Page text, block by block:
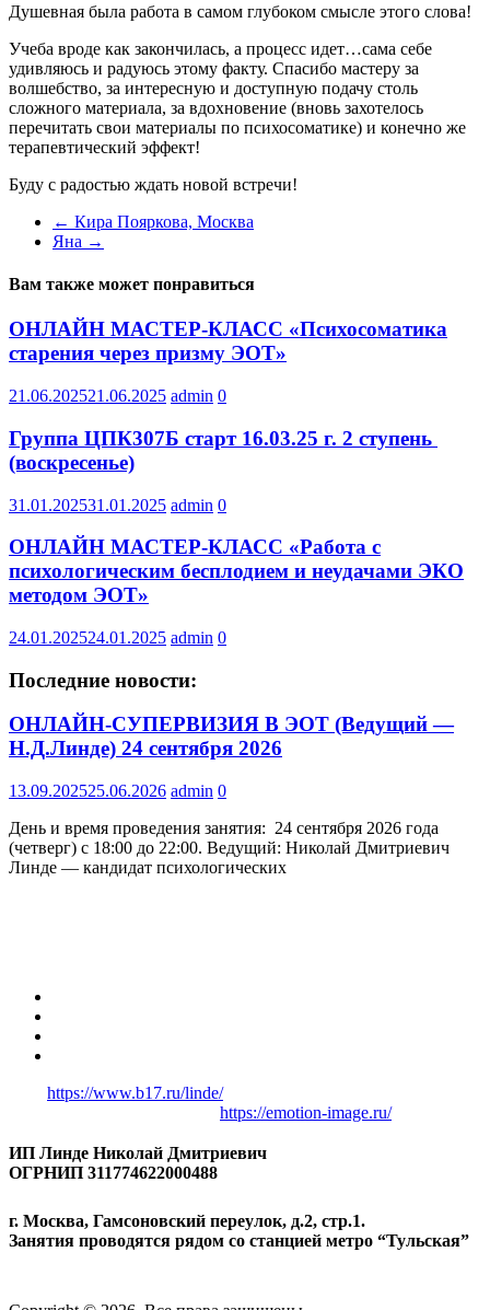
Душевная была работа в самом глубоком смысле этого слова!
Учеба вроде как закончилась, а процесс идет…сама себе
удивляюсь и радуюсь этому факту. Спасибо мастеру за
волшебство, за интересную и доступную подачу столь
сложного материала, за вдохновение (вновь захотелось
перечитать свои материалы по психосоматике) и конечно же
терапевтический эффект!
Буду с радостью ждать новой встречи!
← Кира Пояркова, Москва
Яна →
Вам также может понравиться
ОНЛАЙН МАСТЕР-КЛАСС «Психосоматика
старения через призму ЭОТ»
21.06.202521.06.2025 admin 0
Группа ЦПК307Б старт 16.03.25 г. 2 ступень
(воскресенье)
31.01.202531.01.2025 admin 0
ОНЛАЙН МАСТЕР-КЛАСС «Работа с
психологическим бесплодием и неудачами ЭКО
методом ЭОТ»
24.01.202524.01.2025 admin 0
Последние новости:
ОНЛАЙН-СУПЕРВИЗИЯ В ЭОТ (Ведущий —
Н.Д.Линде) 24 сентября 2026
13.09.202525.06.2026 admin 0
День и время проведения занятия: 24 сентября 2026 года
(четверг) с 18:00 до 22:00. Ведущий: Николай Дмитриевич
Линде — кандидат психологических
https://www.b17.ru/linde/
https://emotion-image.ru/
ИП Линде Николай Дмитриевич
ОГРНИП 311774622000488
г. Москва, Гамсоновский переулок, д.2, стр.1.
Занятия проводятся рядом со станцией метро “Тульская”